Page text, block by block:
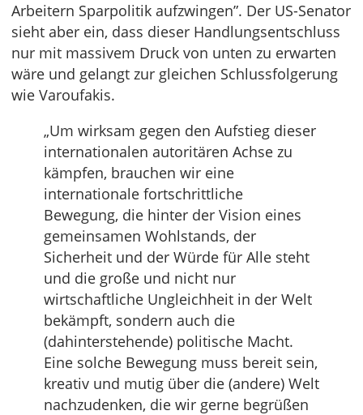
Arbeitern Sparpolitik aufzwingen”. Der US-Senator
sieht aber ein, dass dieser Handlungsentschluss
nur mit massivem Druck von unten zu erwarten
wäre und gelangt zur gleichen Schlussfolgerung
wie Varoufakis.
„Um wirksam gegen den Aufstieg dieser
internationalen autoritären Achse zu
kämpfen, brauchen wir eine
internationale fortschrittliche
Bewegung, die hinter der Vision eines
gemeinsamen Wohlstands, der
Sicherheit und der Würde für Alle steht
und die große und nicht nur
wirtschaftliche Ungleichheit in der Welt
bekämpft, sondern auch die
(dahinterstehende) politische Macht.
Eine solche Bewegung muss bereit sein,
kreativ und mutig über die (andere) Welt
nachzudenken, die wir gerne begrüßen